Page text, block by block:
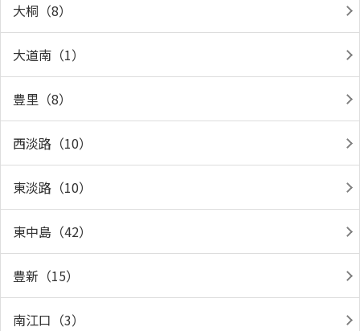
大桐（8）
大道南（1）
豊里（8）
西淡路（10）
東淡路（10）
東中島（42）
豊新（15）
南江口（3）